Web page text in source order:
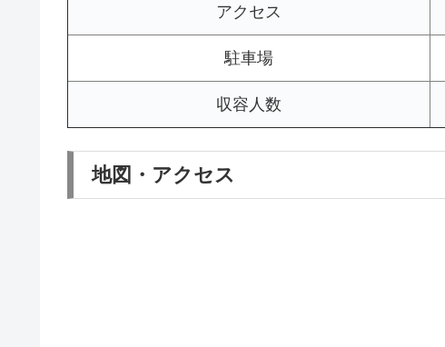
アクセス
駐車場
収容人数
地図・アクセス